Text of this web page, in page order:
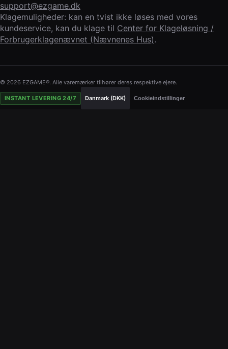
support@ezgame.dk
Klagemuligheder: kan en tvist ikke løses med vores
kundeservice, kan du klage til Center for Klageløsning /
Forbrugerklagenævnet (Nævnenes Hus).
© 2026 EZGAME®. Alle varemærker tilhører deres respektive ejere.
INSTANT LEVERING 24/7 Danmark (DKK) Cookieindstillinger